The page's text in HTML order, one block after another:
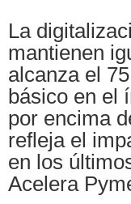
La
mantienen
alcanza el
básico en el
por encima
refleja el
en los
Acelera